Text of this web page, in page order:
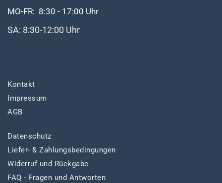
MO-FR: 8:30 - 17:00 Uhr
SA: 8:30-12:00 Uhr
Kontakt
Impressum
AGB
Datenschutz
Liefer- & Zahlungsbedingungen
Widerruf und Rückgabe
FAQ - Fragen und Antworten